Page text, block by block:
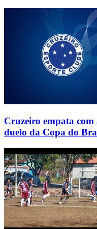
Cruzeiro empata com
duelo da Copa do